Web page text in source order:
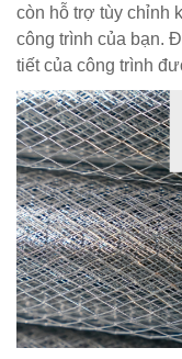
còn hỗ trợ tùy chỉnh
công trình của bạn.
tiết của công trình